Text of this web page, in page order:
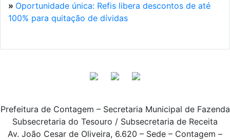
» Oportunidade única: Refis libera descontos de até
100% para quitação de dívidas
Prefeitura de Contagem – Secretaria Municipal de Fazenda
Subsecretaria do Tesouro / Subsecretaria de Receita
Av. João Cesar de Oliveira, 6.620 – Sede – Contagem –